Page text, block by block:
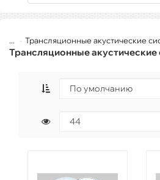
... Трансляционные акустические
Трансляционные акустические